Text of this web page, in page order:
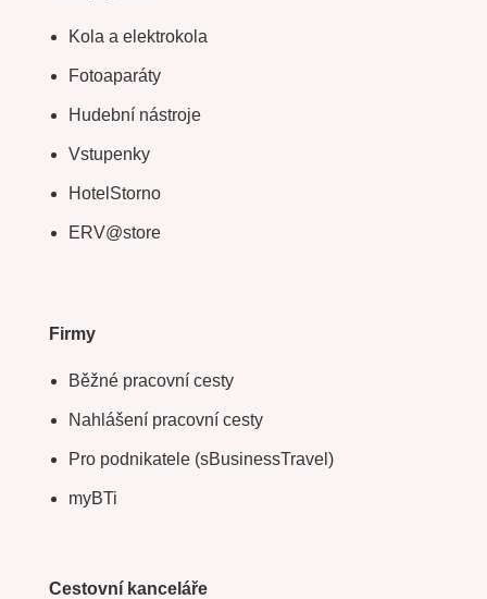
Kola a elektrokola
Fotoaparáty
Hudební nástroje
Vstupenky
HotelStorno
ERV@store
Firmy
Běžné pracovní cesty
Nahlášení pracovní cesty
Pro podnikatele (sBusinessTravel)
myBTi
Cestovní kanceláře